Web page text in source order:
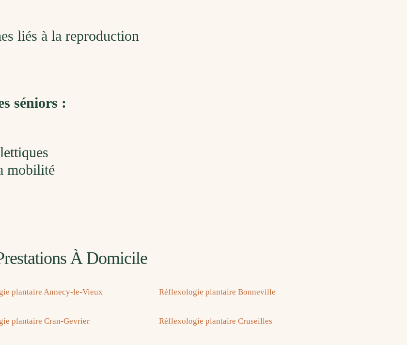
liés à la reproduction
séniors :
mobilité
À Domicile
plantaire Annecy-le-Vieux Réflexologie plantaire Bonneville
plantaire Cran-Gevrier Réflexologie plantaire Cruseilles